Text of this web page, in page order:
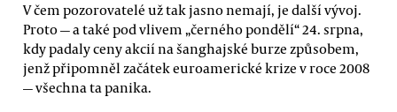
V čem pozorovatelé už tak jasno nemají, je další vývoj.
Proto — a také pod vlivem „černého pondělí“ 24. srpna,
kdy padaly ceny akcií na šanghajské burze způsobem,
jenž připomněl začátek euroamerické krize v roce 2008
— všechna ta panika.